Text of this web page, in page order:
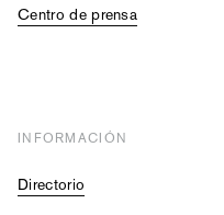
Centro de prensa
INFORMACIÓN
Directorio